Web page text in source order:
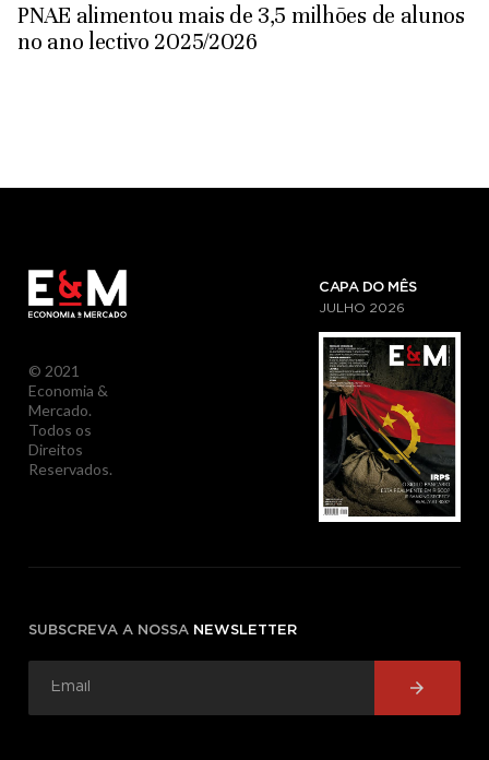
PNAE alimentou mais de 3,5 milhões de alunos
no ano lectivo 2025/2026
© 2021
Economia &
Mercado.
Todos os
Direitos
Reservados.
CAPA DO MÊS
JULHO 2026
SUBSCREVA A NOSSA NEWSLETTER